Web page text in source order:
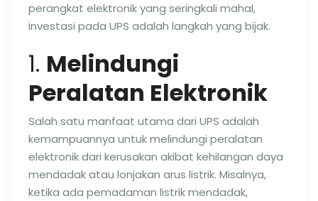
perangkat elektronik yang seringkali mahal,
investasi pada UPS adalah langkah yang bijak.
1. Melindungi
Peralatan Elektronik
Salah satu manfaat utama dari UPS adalah
kemampuannya untuk melindungi peralatan
elektronik dari kerusakan akibat kehilangan daya
mendadak atau lonjakan arus listrik. Misalnya,
ketika ada pemadaman listrik mendadak,